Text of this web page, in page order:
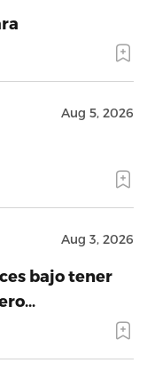
Aug 5, 2026
Aug 3, 2026
bajo tener